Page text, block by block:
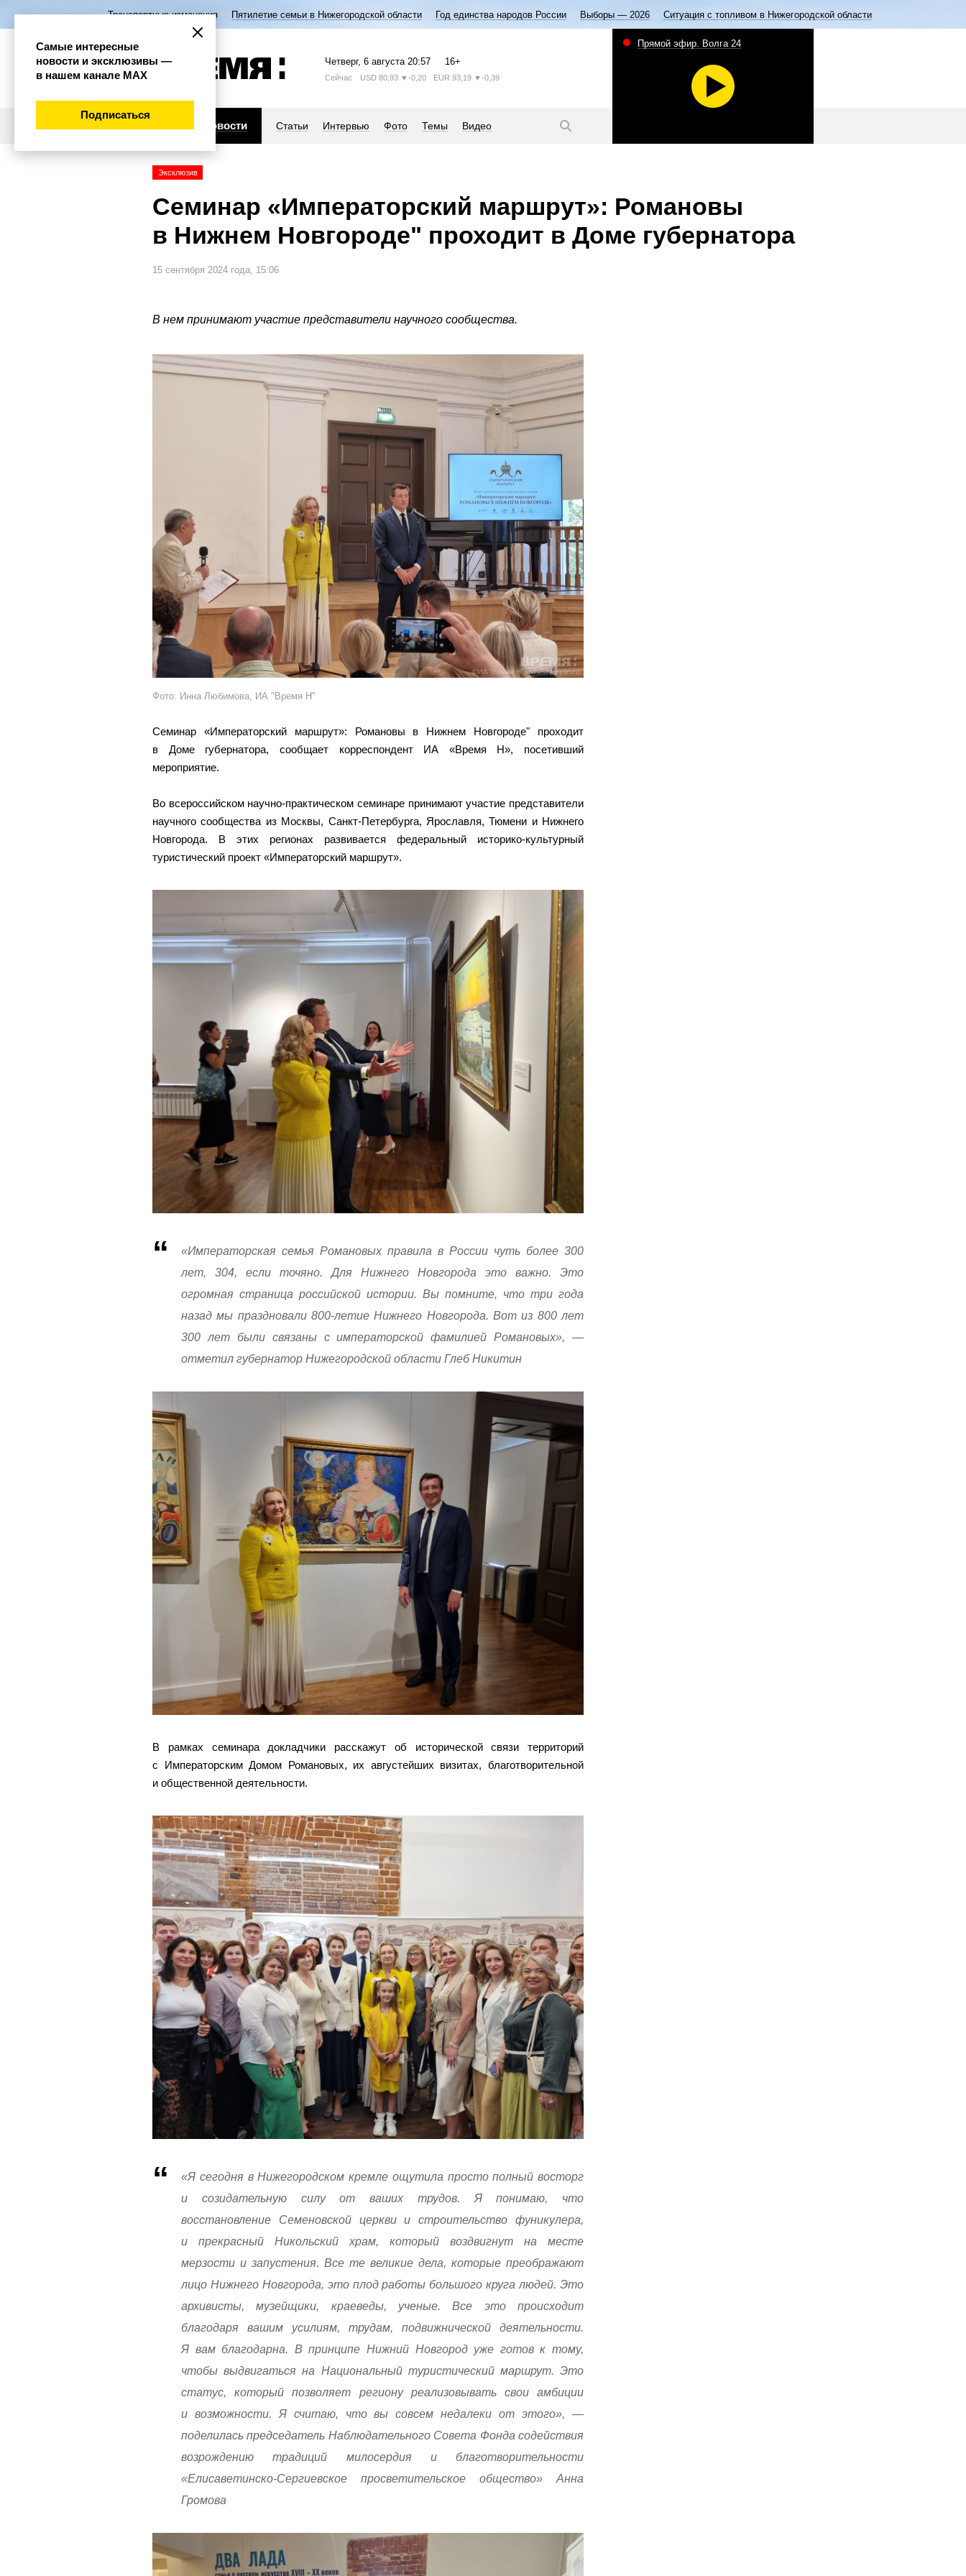
Транспортные изменения Пятилетие семьи в Нижегородской области Год единства народов России Выборы — 2026 Ситуация с топливом в Нижегородской области
Четверг, 6 августа 20:57 16+
Сейчас USD 80,93 ▼-0,20 EUR 93,19 ▼-0,39
Новости Статьи Интервью Фото Темы Видео
Прямой эфир. Волга 24
Эксклюзив
Семинар «Императорский маршрут»: Романовы
в Нижнем Новгороде" проходит в Доме губернатора
15 сентября 2024 года, 15:06
В нем принимают участие представители научного сообщества.
Фото: Инна Любимова, ИА "Время Н"
Семинар «Императорский маршрут»: Романовы в Нижнем Новгороде" проходит
в Доме губернатора, сообщает корреспондент ИА «Время Н», посетивший
мероприятие.
Во всероссийском научно-практическом семинаре принимают участие представители
научного сообщества из Москвы, Санкт-Петербурга, Ярославля, Тюмени и Нижнего
Новгорода. В этих регионах развивается федеральный историко-культурный
туристический проект «Императорский маршрут».
«Императорская семья Романовых правила в России чуть более 300
лет, 304, если точяно. Для Нижнего Новгорода это важно. Это
огромная страница российской истории. Вы помните, что три года
назад мы праздновали 800-летие Нижнего Новгорода. Вот из 800 лет
300 лет были связаны с императорской фамилией Романовых», —
отметил губернатор Нижегородской области Глеб Никитин
В рамках семинара докладчики расскажут об исторической связи территорий
с Императорским Домом Романовых, их августейших визитах, благотворительной
и общественной деятельности.
«Я сегодня в Нижегородском кремле ощутила просто полный восторг
и созидательную силу от ваших трудов. Я понимаю, что
восстановление Семеновской церкви и строительство фуникулера,
и прекрасный Никольский храм, который воздвигнут на месте
мерзости и запустения. Все те великие дела, которые преображают
лицо Нижнего Новгорода, это плод работы большого круга людей. Это
архивисты, музейщики, краеведы, ученые. Все это происходит
благодаря вашим усилиям, трудам, подвижнической деятельности.
Я вам благодарна. В принципе Нижний Новгород уже готов к тому,
чтобы выдвигаться на Национальный туристический маршрут. Это
статус, который позволяет региону реализовывать свои амбиции
и возможности. Я считаю, что вы совсем недалеки от этого», —
поделилась председатель Наблюдательного Совета Фонда содействия
возрождению традиций милосердия и благотворительности
«Елисаветинско-Сергиевское просветительское общество» Анна
Громова
Самые интересные
новости и эксклюзивы —
в нашем канале МАХ
Подписаться